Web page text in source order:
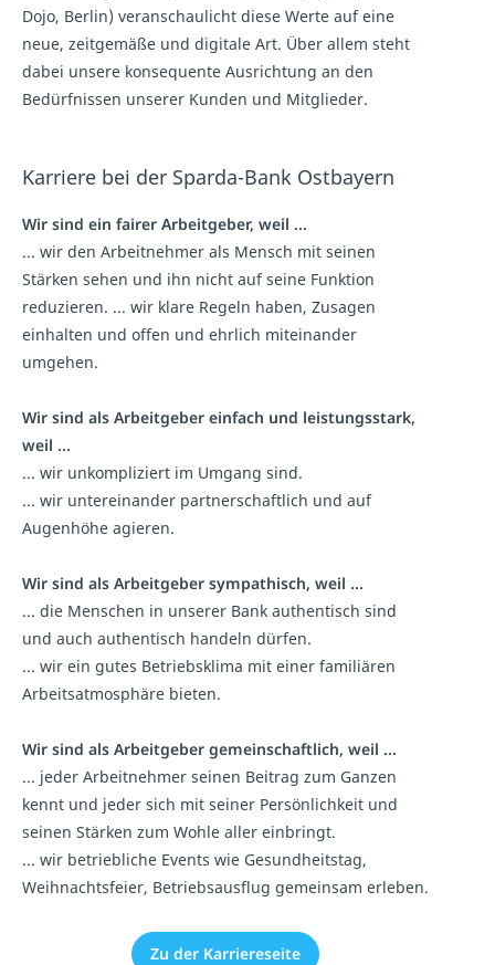
Dojo, Berlin) veranschaulicht diese Werte auf eine
neue, zeitgemäße und digitale Art. Über allem steht
dabei unsere konsequente Ausrichtung an den
Bedürfnissen unserer Kunden und Mitglieder.
Karriere bei der Sparda-Bank Ostbayern
Wir sind ein fairer Arbeitgeber, weil ...
... wir den Arbeitnehmer als Mensch mit seinen
Stärken sehen und ihn nicht auf seine Funktion
reduzieren. ... wir klare Regeln haben, Zusagen
einhalten und offen und ehrlich miteinander
umgehen.
Wir sind als Arbeitgeber einfach und leistungsstark,
weil ...
... wir unkompliziert im Umgang sind.
... wir untereinander partnerschaftlich und auf
Augenhöhe agieren.
Wir sind als Arbeitgeber sympathisch, weil ...
... die Menschen in unserer Bank authentisch sind
und auch authentisch handeln dürfen.
... wir ein gutes Betriebsklima mit einer familiären
Arbeitsatmosphäre bieten.
Wir sind als Arbeitgeber gemeinschaftlich, weil ...
... jeder Arbeitnehmer seinen Beitrag zum Ganzen
kennt und jeder sich mit seiner Persönlichkeit und
seinen Stärken zum Wohle aller einbringt.
... wir betriebliche Events wie Gesundheitstag,
Weihnachtsfeier, Betriebsausflug gemeinsam erleben.
Zu der Karriereseite